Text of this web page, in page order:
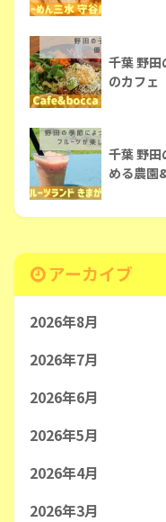
千葉 野田
のカフェ
千葉 野田
める農園
アーカイブ
2026年8月
2026年7月
2026年6月
2026年5月
2026年4月
2026年3月